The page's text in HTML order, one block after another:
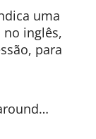
uma
inglês,
para